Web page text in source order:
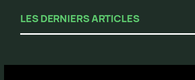
LES DERNIERS ARTICLES